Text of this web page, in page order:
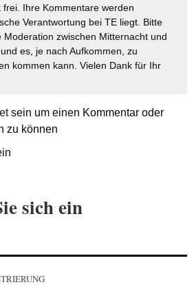
frei. Ihre Kommentare werden
Verantwortung bei TE liegt. Bitte
Moderation zwischen Mitternacht und
es, je nach Aufkommen, zu
kommen kann. Vielen Dank für Ihr
sein um einen Kommentar oder
zu können
sich ein